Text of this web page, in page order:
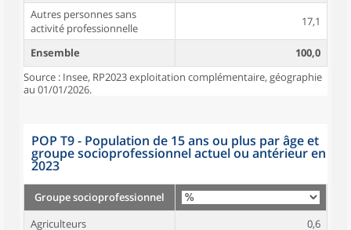
Autres personnes sans
activité professionnelle
17,1
Ensemble
100,0
Source : Insee, RP2023 exploitation complémentaire, géographie
au 01/01/2026.
POP T9 - Population de 15 ans ou plus par âge et
groupe socioprofessionnel actuel ou antérieur en
2023
Groupe socioprofessionnel
Agriculteurs
0,6